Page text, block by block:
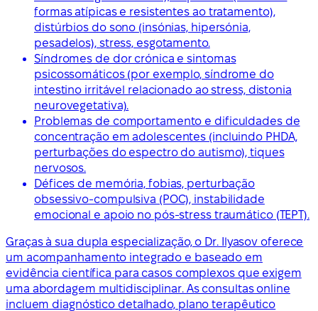
formas atípicas e resistentes ao tratamento),
distúrbios do sono (insónias, hipersónia,
pesadelos), stress, esgotamento.
Síndromes de dor crónica e sintomas
psicossomáticos (por exemplo, síndrome do
intestino irritável relacionado ao stress, distonia
neurovegetativa).
Problemas de comportamento e dificuldades de
concentração em adolescentes (incluindo PHDA,
perturbações do espectro do autismo), tiques
nervosos.
Défices de memória, fobias, perturbação
obsessivo-compulsiva (POC), instabilidade
emocional e apoio no pós-stress traumático (TEPT).
Graças à sua dupla especialização, o Dr. Ilyasov oferece
um acompanhamento integrado e baseado em
evidência científica para casos complexos que exigem
uma abordagem multidisciplinar. As consultas online
incluem diagnóstico detalhado, plano terapêutico